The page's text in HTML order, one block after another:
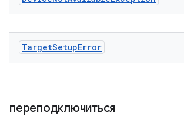
TargetSetupError
переподключиться